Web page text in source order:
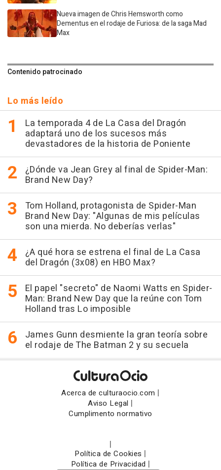
Nueva imagen de Chris Hemsworth como
Dementus en el rodaje de Furiosa: de la saga Mad
Max
Contenido patrocinado
Lo más leído
La temporada 4 de La Casa del Dragón
adaptará uno de los sucesos más
devastadores de la historia de Poniente
¿Dónde va Jean Grey al final de Spider-Man:
Brand New Day?
Tom Holland, protagonista de Spider-Man
Brand New Day: "Algunas de mis películas
son una mierda. No deberías verlas"
¿A qué hora se estrena el final de La Casa
del Dragón (3x08) en HBO Max?
El papel "secreto" de Naomi Watts en Spider-
Man: Brand New Day que la reúne con Tom
Holland tras Lo imposible
James Gunn desmiente la gran teoría sobre
el rodaje de The Batman 2 y su secuela
Acerca de culturaocio.com |
Aviso Legal |
Cumplimento normativo
|
Política de Cookies |
Política de Privacidad |